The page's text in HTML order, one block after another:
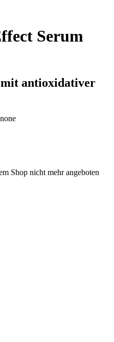
Serum
mit antioxidativer
Shop nicht mehr angeboten